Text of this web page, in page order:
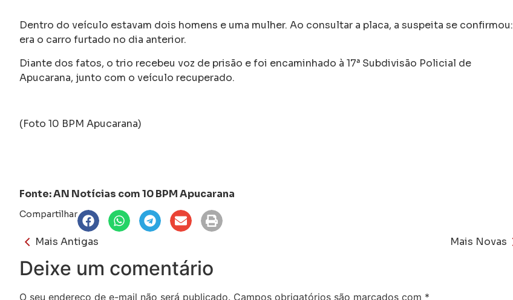
Dentro do veículo estavam dois homens e uma mulher. Ao consultar a placa, a suspeita se confirmou:
era o carro furtado no dia anterior.
Diante dos fatos, o trio recebeu voz de prisão e foi encaminhado à 17ª Subdivisão Policial de
Apucarana, junto com o veículo recuperado.
(Foto 10 BPM Apucarana)
Fonte: AN Notícias com 10 BPM Apucarana
Compartilhar
Mais Antigas Mais Novas
Deixe um comentário
O seu endereço de e-mail não será publicado. Campos obrigatórios são marcados com *